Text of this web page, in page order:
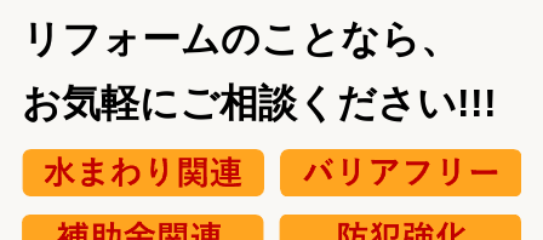
リフォームのことなら、
お気軽にご相談ください!!!